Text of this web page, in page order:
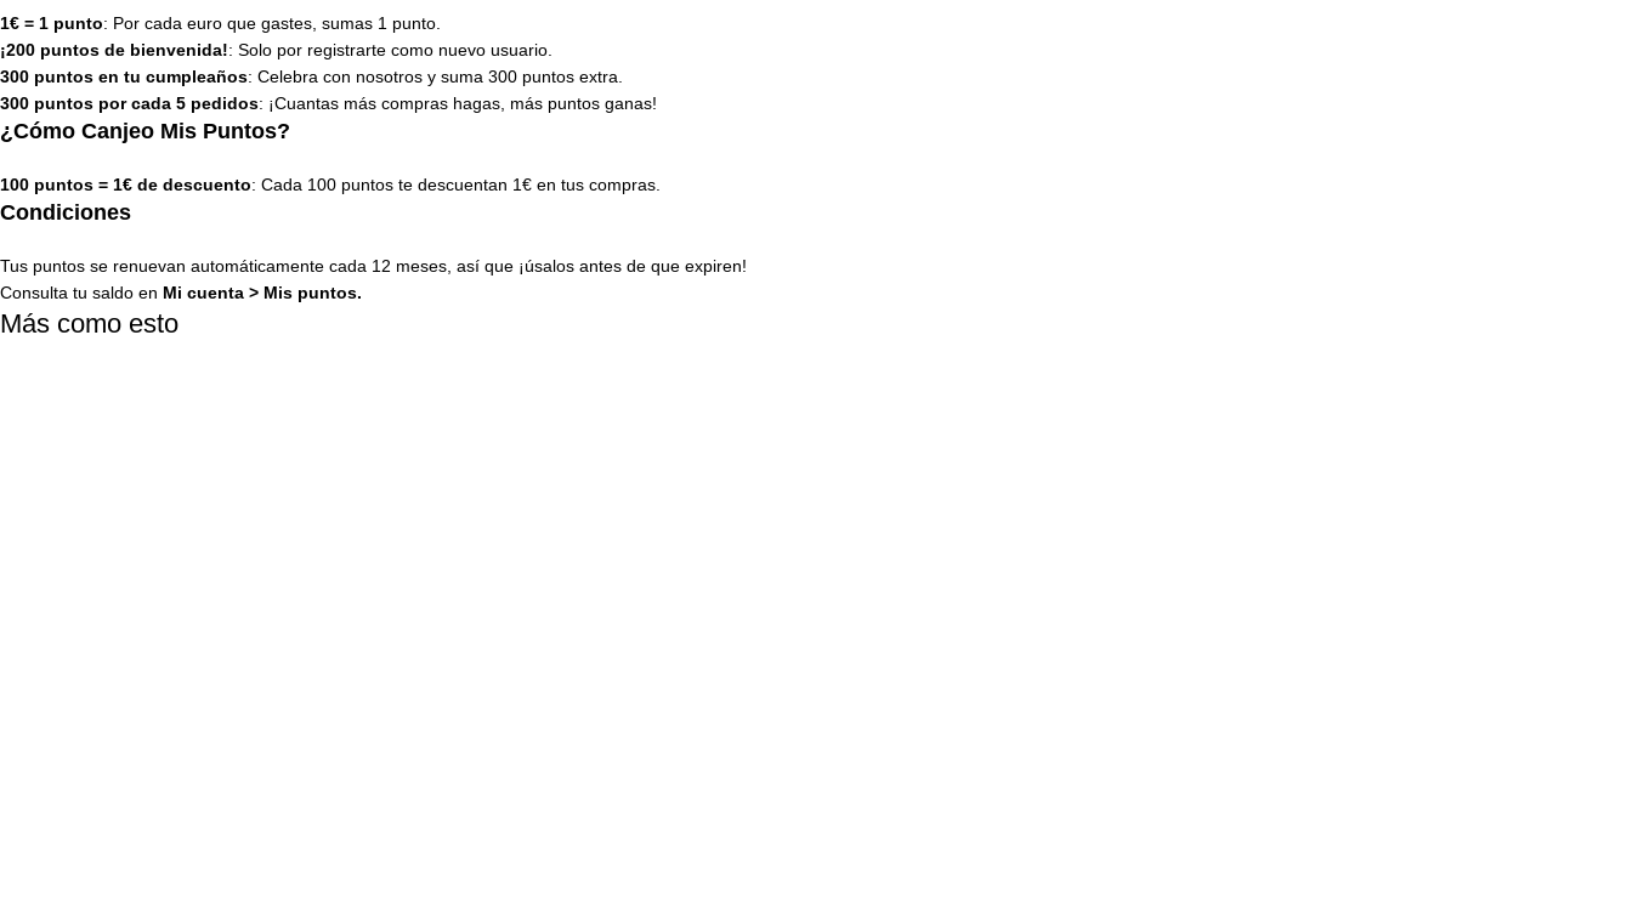
1€ = 1 punto: Por cada euro que gastes, sumas 1 punto.
¡200 puntos de bienvenida!: Solo por registrarte como nuevo usuario.
300 puntos en tu cumpleaños: Celebra con nosotros y suma 300 puntos extra.
300 puntos por cada 5 pedidos: ¡Cuantas más compras hagas, más puntos ganas!
¿Cómo Canjeo Mis Puntos?
100 puntos = 1€ de descuento: Cada 100 puntos te descuentan 1€ en tus compras.
Condiciones
Tus puntos se renuevan automáticamente cada 12 meses, así que ¡úsalos antes de que expiren!
Consulta tu saldo en Mi cuenta > Mis puntos.
Más como esto